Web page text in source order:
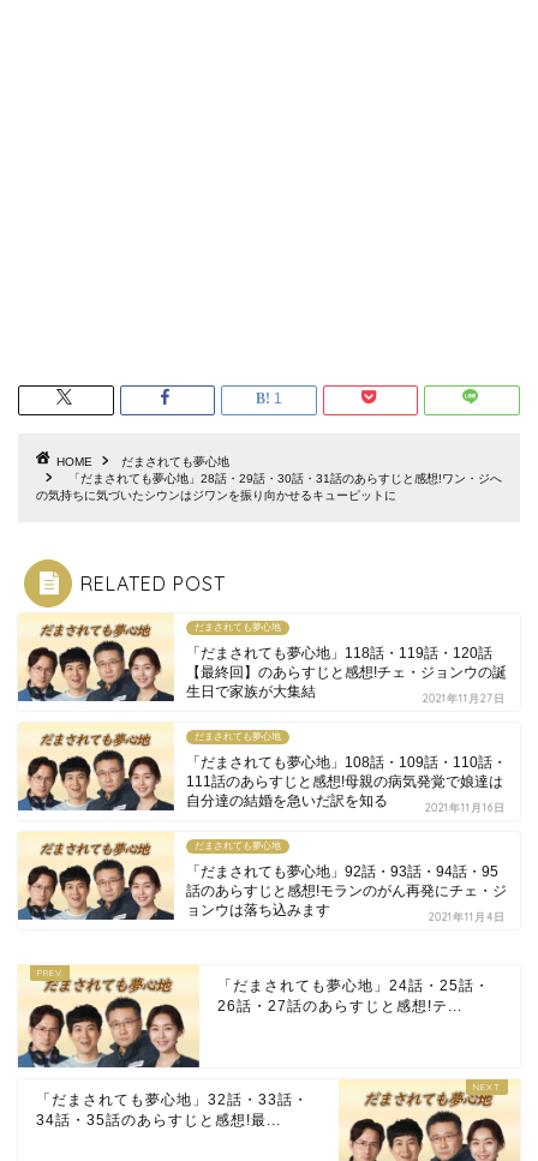
1
HOME
だまされても夢心地
「だまされても夢心地」28話・29話・30話・31話のあらすじと感想!ワン・ジへ
の気持ちに気づいたシウンはジワンを振り向かせるキューピットに
RELATED POST
だまされても夢心地
「だまされても夢心地」118話・119話・120話
【最終回】のあらすじと感想!チェ・ジョンウの誕
生日で家族が大集結
2021年11月27日
だまされても夢心地
「だまされても夢心地」108話・109話・110話・
111話のあらすじと感想!母親の病気発覚で娘達は
自分達の結婚を急いだ訳を知る
2021年11月16日
だまされても夢心地
「だまされても夢心地」92話・93話・94話・95
話のあらすじと感想!モランのがん再発にチェ・ジ
ョンウは落ち込みます
2021年11月4日
「だまされても夢心地」24話・25話・
26話・27話のあらすじと感想!テ...
「だまされても夢心地」32話・33話・
34話・35話のあらすじと感想!最...